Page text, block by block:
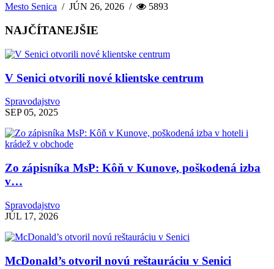
Mesto Senica /JÚN 26, 2026 / 5893
NAJČÍTANEJŠIE
V Senici otvorili nové klientske centrum
Spravodajstvo
SEP 05, 2025
Zo zápisníka MsP: Kôň v Kunove, poškodená izba
v…
Spravodajstvo
JÚL 17, 2026
McDonald’s otvoril novú reštauráciu v Senici